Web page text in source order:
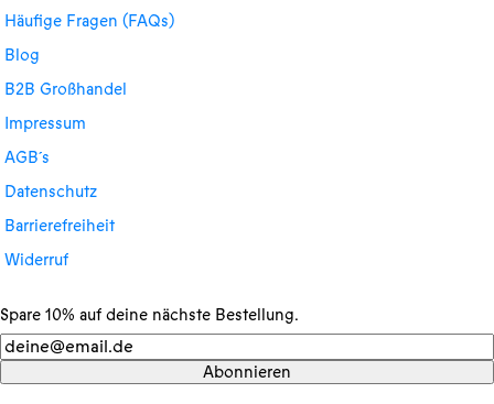
Häufige Fragen (FAQs)
Blog
B2B Großhandel
Impressum
AGB´s
Datenschutz
Barrierefreiheit
Widerruf
Spare 10% auf deine nächste Bestellung.
Newsletter
Abonnieren